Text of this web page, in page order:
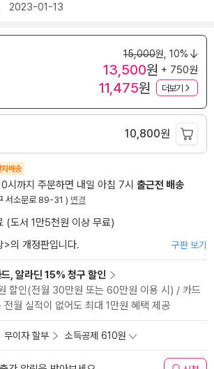
2023-01-13
15,000원, 10%
13,500원 + 750원
11,475원 더보기
10,800원
자배송
시까지 주문하면 내일 아침 7시 출근전 배송
서소문로 89-31 ) 변경
(도서 1만5천원 이상 무료)
>의 개정판입니다. 구판 보기
, 알라딘 15% 청구 할인
할인(전월 30만원 또는 60만원 이용 시) / 카드
전월 실적이 없어도 최대 1만원 혜택 제공
무이자 할부 소득공제 610원